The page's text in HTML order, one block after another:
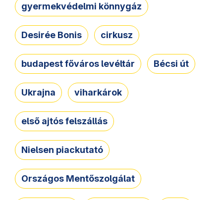
gyermekvédelmi könnygáz
Desirée Bonis cirkusz
budapest főváros levéltár Bécsi út
Ukrajna viharkárok
első ajtós felszállás
Nielsen piackutató
Országos Mentőszolgálat